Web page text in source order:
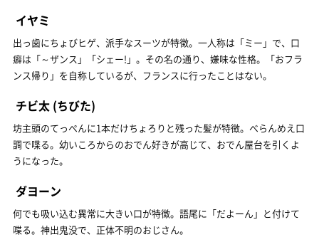
イヤミ
出っ歯にちょびヒゲ、派手なスーツが特徴。一人称は「ミー」で、口
癖は「～ザンス」「シェー!」。その名の通り、嫌味な性格。「おフラ
ンス帰り」を自称しているが、フランスに行ったことはない。
チビ太 (ちびた)
坊主頭のてっぺんに1本だけちょろりと残った髪が特徴。べらんめえ口
調で喋る。幼いころからのおでん好きが高じて、おでん屋台を引くよ
うになった。
ダヨーン
何でも吸い込む異常に大きい口が特徴。語尾に「だよーん」と付けて
喋る。神出鬼没で、正体不明のおじさん。